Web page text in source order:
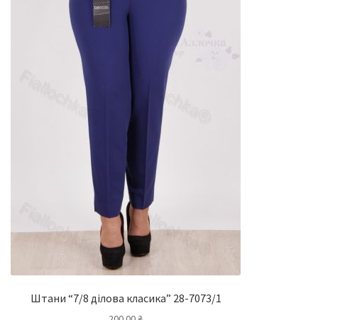
Штани “7/8 ділова класика” 28-7073/1